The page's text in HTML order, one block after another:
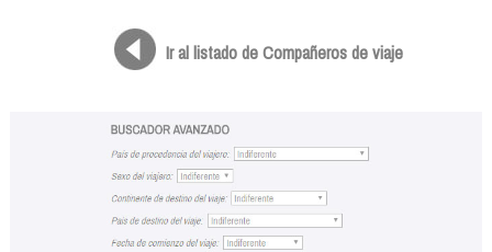
Ir al listado de Compañeros de viaje